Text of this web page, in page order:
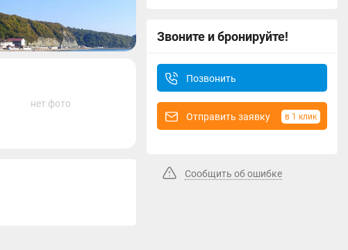
нет фото
Звоните и бронируйте!
Позвонить
Отправить заявку в 1 клик
Сообщить об ошибке